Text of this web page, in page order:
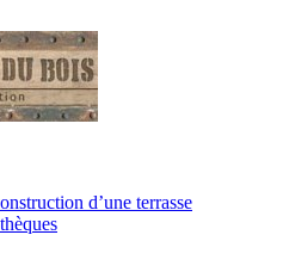
d’une terrasse